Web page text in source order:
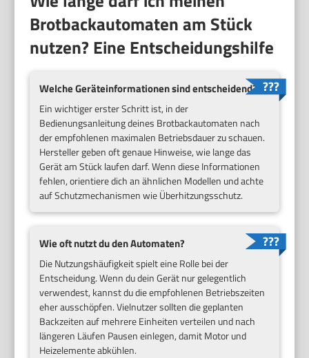
Brotbackautomaten am Stück
nutzen? Eine Entscheidungshilfe
Welche Geräteinformationen sind entscheidend?
Ein wichtiger erster Schritt ist, in der
Bedienungsanleitung deines Brotbackautomaten nach
der empfohlenen maximalen Betriebsdauer zu schauen.
Hersteller geben oft genaue Hinweise, wie lange das
Gerät am Stück laufen darf. Wenn diese Informationen
fehlen, orientiere dich an ähnlichen Modellen und achte
auf Schutzmechanismen wie Überhitzungsschutz.
Wie oft nutzt du den Automaten?
Die Nutzungshäufigkeit spielt eine Rolle bei der
Entscheidung. Wenn du dein Gerät nur gelegentlich
verwendest, kannst du die empfohlenen Betriebszeiten
eher ausschöpfen. Vielnutzer sollten die geplanten
Backzeiten auf mehrere Einheiten verteilen und nach
längeren Läufen Pausen einlegen, damit Motor und
Heizelemente abkühlen.